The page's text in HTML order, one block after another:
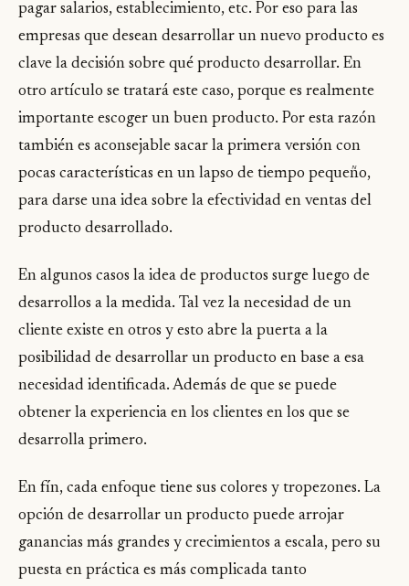
pagar salarios, establecimiento, etc. Por eso para las
empresas que desean desarrollar un nuevo producto es
clave la decisión sobre qué producto desarrollar. En
otro artículo se tratará este caso, porque es realmente
importante escoger un buen producto. Por esta razón
también es aconsejable sacar la primera versión con
pocas características en un lapso de tiempo pequeño,
para darse una idea sobre la efectividad en ventas del
producto desarrollado.
En algunos casos la idea de productos surge luego de
desarrollos a la medida. Tal vez la necesidad de un
cliente existe en otros y esto abre la puerta a la
posibilidad de desarrollar un producto en base a esa
necesidad identificada. Además de que se puede
obtener la experiencia en los clientes en los que se
desarrolla primero.
En fín, cada enfoque tiene sus colores y tropezones. La
opción de desarrollar un producto puede arrojar
ganancias más grandes y crecimientos a escala, pero su
puesta en práctica es más complicada tanto